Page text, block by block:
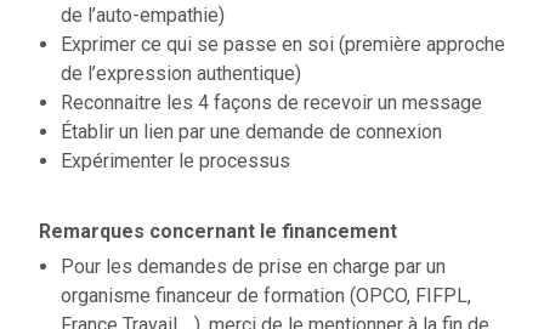
de l’auto-empathie)
Exprimer ce qui se passe en soi (première approche
de l’expression authentique)
Reconnaitre les 4 façons de recevoir un message
Établir un lien par une demande de connexion
Expérimenter le processus
Remarques concernant le financement
Pour les demandes de prise en charge par un
organisme financeur de formation (OPCO, FIFPL,